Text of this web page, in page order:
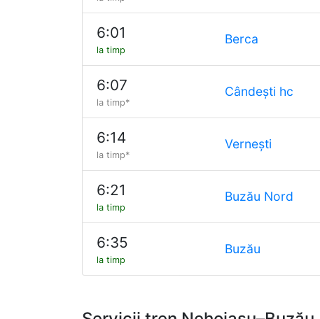
6:01
la timp
Berca
6:07
la timp*
Cândești hc
6:14
la timp*
Vernești
6:21
la timp
Buzău Nord
6:35
la timp
Buzău